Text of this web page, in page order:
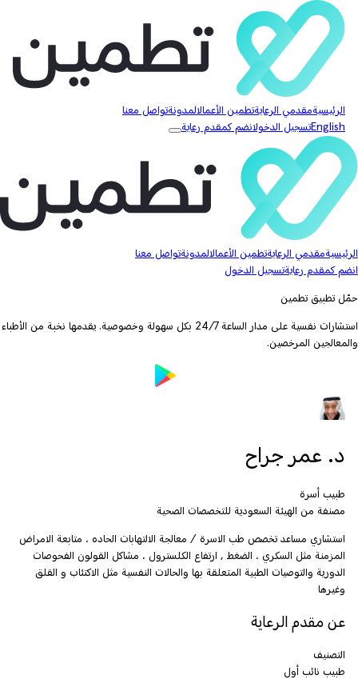
الرئيسيةمقدمي الرعايةتطمين الأعمالالمدونةتواصل معنا
Englishتسجيل الدخولانضم كمقدم رعاية
الرئيسيةمقدمي الرعايةتطمين الأعمالالمدونةتواصل معنا
انضم كمقدم رعايةتسجيل الدخول
حمّل تطبيق تطمين
استشارات نفسية على مدار الساعة 24/7 بكل سهولة وخصوصية. يقدمها نخبة من الأطباء
والمعالجين المرخصين.
د. عمر جراح
طبيب أسرة
مصنفة من الهيئة السعودية للتخصصات الصحية
استشاري مساعد تخصص طب الاسرة / معالجة الالتهابات الحاده ، متابعة الامراض
المزمنة مثل السكري ، الضغط , ارتفاع الكلسترول ، مشاكل القولون الفحوصات
الدورية والتوصيات الطبية المتعلقة بها والحالات النفسية مثل الاكتئاب و القلق
وغيرها
عن مقدم الرعاية
التصنيف
طبيب نائب أول